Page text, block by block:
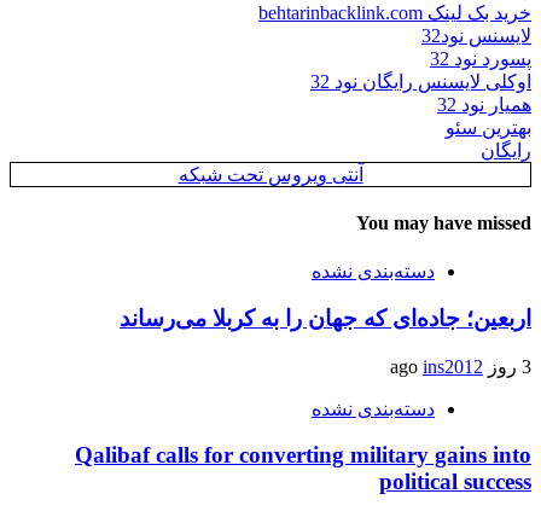
خرید بک لینک behtarinbacklink.com
لایسنس نود32
پسورد نود 32
اوکلی لایسنس رایگان نود 32
همیار نود 32
بهترین سئو
رایگان
آنتی ویروس تحت شبکه
You may have missed
دسته‌بندی نشده
اربعین؛ جاده‌ای که جهان را به کربلا می‌رساند
3 روز ago ins2012
دسته‌بندی نشده
Qalibaf calls for converting military gains into
political success